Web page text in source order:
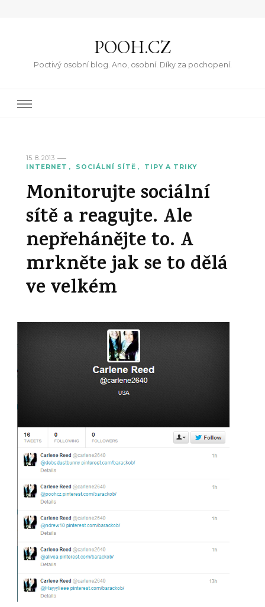
POOH.CZ
Poctivý osobní blog. Ano, osobní. Díky za pochopení.
15. 8. 2013
INTERNET
SOCIÁLNÍ SÍTĚ TIPY A TRIKY
Monitorujte sociální
sítě a reagujte. Ale
nepřehánějte to. A
mrkněte jak se to dělá
ve velkém